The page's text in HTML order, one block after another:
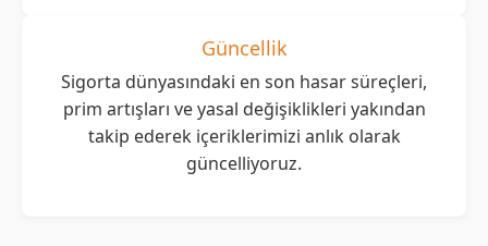
Güncellik
Sigorta dünyasındaki en son hasar süreçleri,
prim artışları ve yasal değişiklikleri yakından
takip ederek içeriklerimizi anlık olarak
güncelliyoruz.